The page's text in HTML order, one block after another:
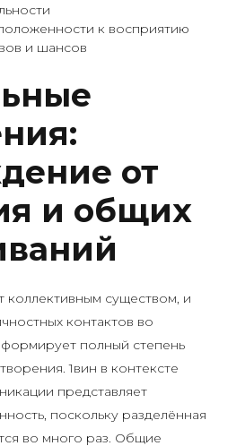
к восприятию
и шансов
от
и общих
коллективным существом, и
контактов во
полный степень
1вин в контексте
представляет
поскольку разделённая
во много раз. Общие